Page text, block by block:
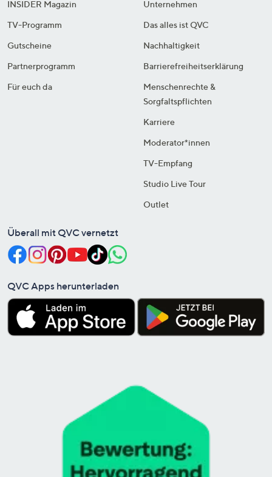
INSIDER Magazin
TV-Programm
Gutscheine
Partnerprogramm
Für euch da
Unternehmen
Das alles ist QVC
Nachhaltigkeit
Barrierefreiheitserklärung
Menschenrechte &
Sorgfaltspflichten
Karriere
Moderator*innen
TV-Empfang
Studio Live Tour
Outlet
Überall mit QVC vernetzt
QVC Apps herunterladen